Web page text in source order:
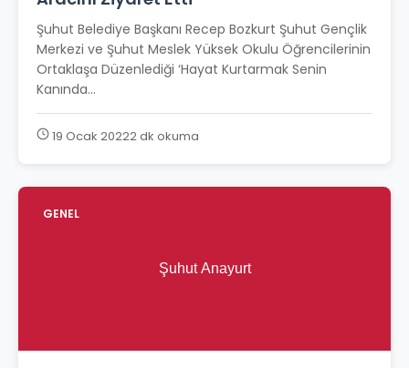
Şuhut Belediye Başkanı Recep Bozkurt Şuhut Gençlik
Merkezi ve Şuhut Meslek Yüksek Okulu Öğrencilerinin
Ortaklaşa Düzenlediği ‘Hayat Kurtarmak Senin
Kanında...
19 Ocak 20222 dk okuma
GENEL